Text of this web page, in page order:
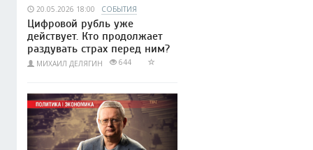
20.05.2026 18:00 СОБЫТИЯ
Цифровой рубль уже
действует. Кто продолжает
раздувать страх перед ним?
МИХАИЛ ДЕЛЯГИН 644